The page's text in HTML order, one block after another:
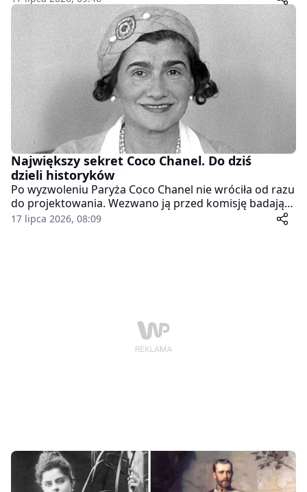
jego koncerty przyciągały tłumy. Zanim jednak zdobył
światowe sceny, długo szukał dla siebie miejsca.
Największy sekret Coco Chanel. Do dziś
dzieli historyków
Po wyzwoleniu Paryża Coco Chanel nie wróciła od razu
do projektowania. Wezwano ją przed komisję badającą
kontakty z okupantem, ponieważ przez lata mieszkała
17 lipca 2026, 08:09